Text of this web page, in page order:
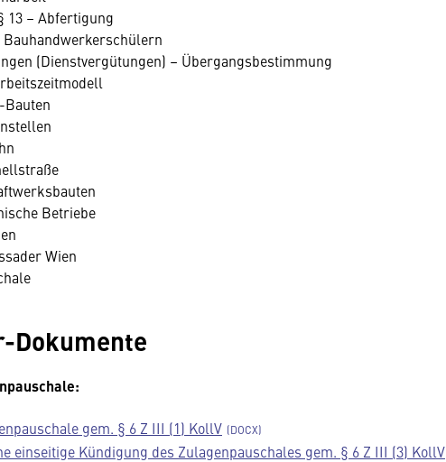
13 – Abfertigung
(Dienstvergütungen) – Übergangsbestimmung
Bauten
Betriebe
Wien
Dokumente
gem. § 6 Z III (1) KollV
einseitige Kündigung des Zulagenpauschales gem. § 6 Z III (3) KollV